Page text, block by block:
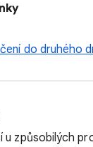
do druhého
u způsobilých